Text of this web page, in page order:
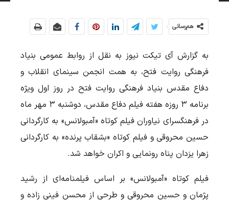
هم‌رسانی
به گزارش آی تیکت نیوز به نقل از روابط عمومی بنیاد
فرهنگی روایت فتح، به همت انجمن سینمای انقلاب و
دفاع مقدس بنیاد فرهنگی روایت فتح در روز اول ویژه
برنامه ۳ روزه هفته فیلم دفاع مقدس، دوشنبه ۳ مهر ماه
در فرهنگسرای نیاوران فیلم کوتاه «آمبولانس» به کارگردانی
حسین محروقی و فیلم کوتاه «بشقاب پرنده» به کارگردانی
زهرا یزدان پناه رونمایی و اکران خواهد شد.
فیلم کوتاه «آمبولانس» بر اساس فیلمنامه‌ای از رشید
پژمان و حسین محروقی و طرحی از محسن فینی زاده و